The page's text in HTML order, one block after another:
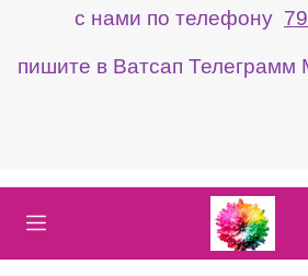
с нами по телефону
пишите в Ватсап Телеграмм